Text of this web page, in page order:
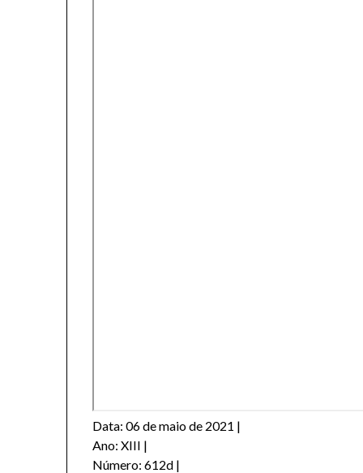
Data: 06 de maio de 2021 |
Ano: XIII |
Número: 612d |